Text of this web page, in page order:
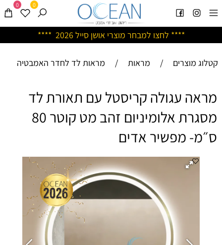
**** לחצו למבחר מוצרי אושן סייל 2026 ****
0 0
קטלוג מוצרים / מראות / מראות לד לחדר האמבטיה
מראה עגולה קריסטל עם תאורת לד
מסגרת אלומיניום זהב מט קוטר 80
ס״מ- מפשיר אדים